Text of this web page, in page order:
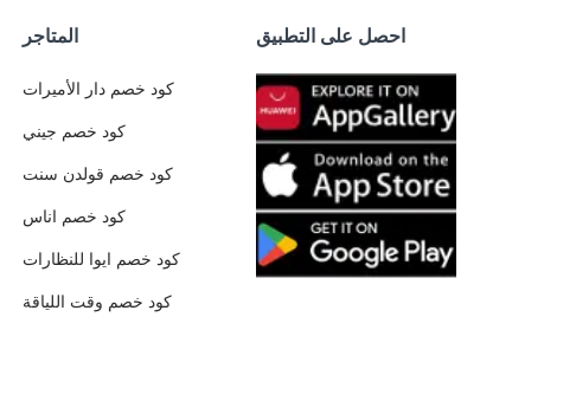
المتاجر
كود خصم دار الأميرات
كود خصم جيني
كود خصم قولدن سنت
كود خصم اناس
كود خصم ايوا للنظارات
كود خصم وقت اللياقة
احصل على التطبيق